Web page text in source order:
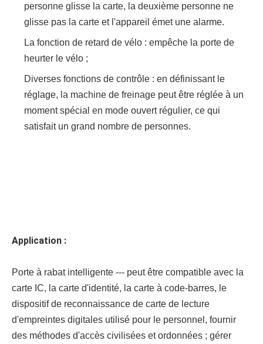
personne glisse la carte, la deuxième personne ne
glisse pas la carte et l'appareil émet une alarme.
La fonction de retard de vélo : empêche la porte de
heurter le vélo ;
Diverses fonctions de contrôle : en définissant le
réglage, la machine de freinage peut être réglée à un
moment spécial en mode ouvert régulier, ce qui
satisfait un grand nombre de personnes.
Application :
Porte à rabat intelligente --- peut être compatible avec la
carte IC, la carte d'identité, la carte à code-barres, le
dispositif de reconnaissance de carte de lecture
d'empreintes digitales utilisé pour le personnel, fournir
des méthodes d'accès civilisées et ordonnées ; gérer